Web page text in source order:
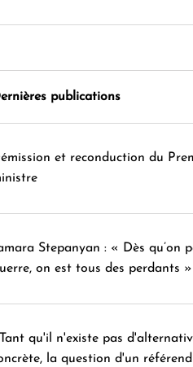
publications
et reconduction du
Stepanyan : « Dès qu’on
on est tous des perdants »
qu'il n'existe pas
la question d'un